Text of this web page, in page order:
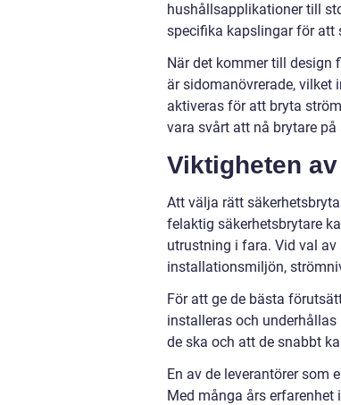
hushållsapplikationer till
specifika kapslingar för att
När det kommer till design
är sidomanövrerade, vilket
aktiveras för att bryta
vara svårt att nå brytare
Viktigheten
Att välja rätt
felaktig säkerhetsbrytare
utrustning i fara. Vid val
installationsmiljön,
För att ge de bästa
installeras och
de ska och att de snabbt
En av de leverantörer som
Med många års